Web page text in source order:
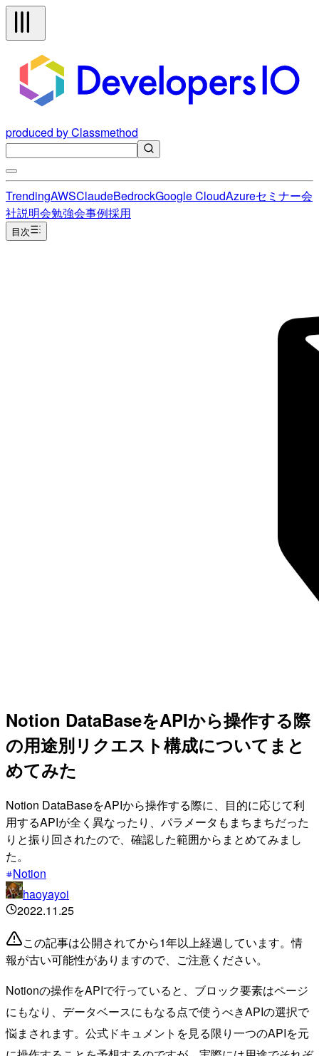
produced by Classmethod
TrendingAWSClaudeBedrockGoogle CloudAzureセミナー会
社説明会勉強会事例採用
目次
Notion DataBaseをAPIから操作する際
の用途別リクエスト構成についてまと
めてみた
Notion DataBaseをAPIから操作する際に、目的に応じて利
用するAPIが全く異なったり、パラメータもまちまちだった
りと振り回されたので、確認した範囲からまとめてみまし
た。
Notion
haoyayoi
2022.11.25
この記事は公開されてから1年以上経過しています。情
報が古い可能性がありますので、ご注意ください。
Notionの操作をAPIで行っていると、ブロック要素はページ
にもなり、データベースにもなる点で使うべきAPIの選択で
悩まされます。公式ドキュメントを見る限り一つのAPIを元